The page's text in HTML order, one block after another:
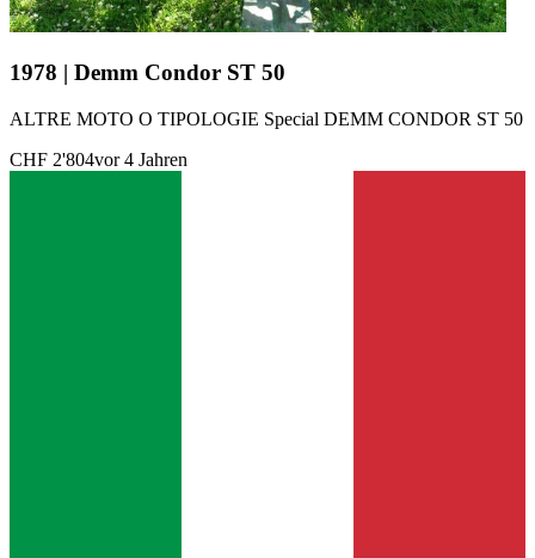
1978 | Demm Condor ST 50
ALTRE MOTO O TIPOLOGIE Special DEMM CONDOR ST 50
CHF 2'804vor 4 Jahren